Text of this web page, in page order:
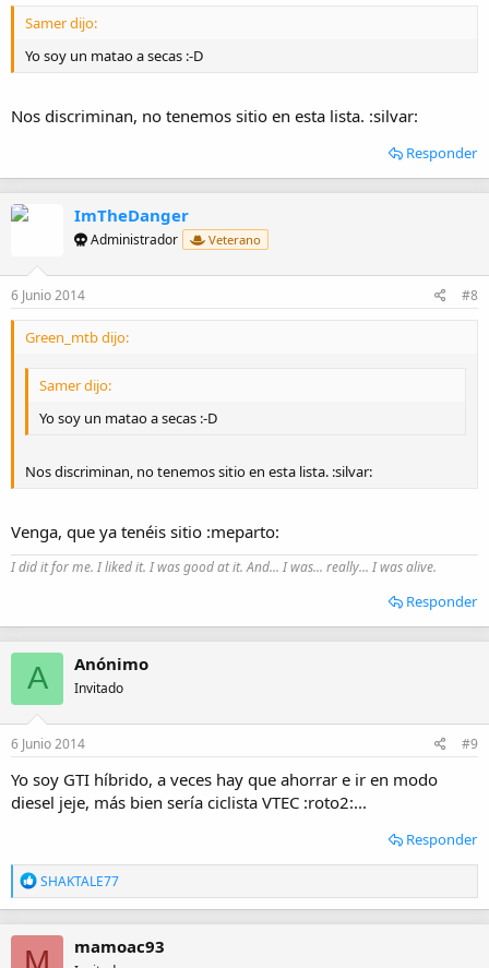
Samer dijo:
Yo soy un matao a secas :-D
Nos discriminan, no tenemos sitio en esta lista. :silvar:
Responder
ImTheDanger
Administrador Veterano
6 Junio 2014 #8
Green_mtb dijo:
Samer dijo:
Yo soy un matao a secas :-D
Nos discriminan, no tenemos sitio en esta lista. :silvar:
Venga, que ya tenéis sitio :meparto:
I did it for me. I liked it. I was good at it. And... I was... really... I was alive.
Responder
A Anónimo
Invitado
6 Junio 2014 #9
Yo soy GTI híbrido, a veces hay que ahorrar e ir en modo
diesel jeje, más bien sería ciclista VTEC :roto2:...
Responder
R
e
a
c
c
SHAKTALE77
mamoac93